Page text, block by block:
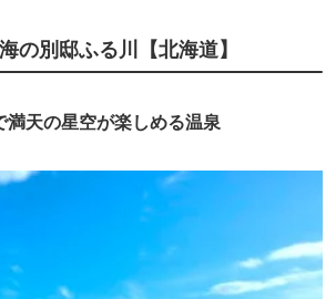
の別邸ふる川【北海道】
満天の星空が楽しめる温泉